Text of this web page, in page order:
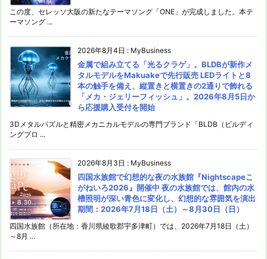
この度、セレッソ大阪の新たなテーマソング「ONE」が完成しました。本テ
ーマソング ...
2026年8月4日 : MyBusiness
金属で組み立てる「光るクラゲ」。BLDBが新作メ
タルモデルをMakuakeで先行販売 LEDライトと8
本の触手を備え、縦置きと横置きの2通りで飾れる
「メカ・ジェリーフィッシュ」。2026年8月5日か
ら応援購入受付を開始
3Dメタルパズルと精密メカニカルモデルの専門ブランド「BLDB（ビルディ
ングブロ ...
2026年8月3日 : MyBusiness
四国水族館で幻想的な夜の水族館『Nightscapeこ
がねいろ2026』開催中 夜の水族館では、館内の水
槽照明が深い青色に変化し、幻想的な雰囲気を演出
期間：2026年7月18日（土）～8月30日（日）
四国水族館（所在地：香川県綾歌郡宇多津町）では、2026年7月18日（土）
～8月 ...